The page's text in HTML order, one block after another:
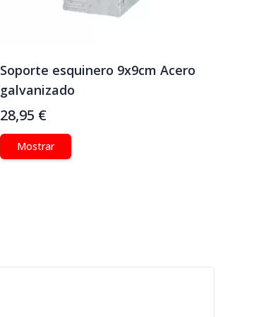
Soporte esquinero 9x9cm Acero
galvanizado
28,95 €
Mostrar